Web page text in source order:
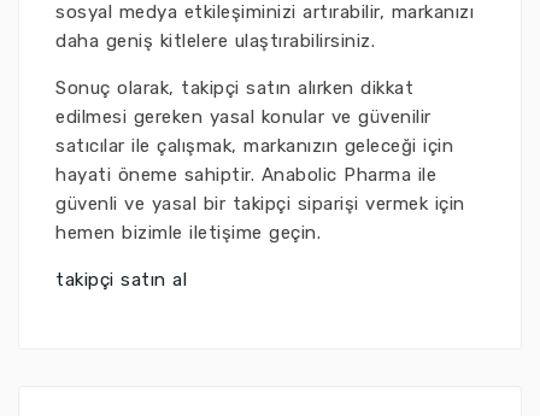
sosyal medya etkileşiminizi artırabilir, markanızı
daha geniş kitlelere ulaştırabilirsiniz.
Sonuç olarak, takipçi satın alırken dikkat
edilmesi gereken yasal konular ve güvenilir
satıcılar ile çalışmak, markanızın geleceği için
hayati öneme sahiptir. Anabolic Pharma ile
güvenli ve yasal bir takipçi siparişi vermek için
hemen bizimle iletişime geçin.
takipçi satın al